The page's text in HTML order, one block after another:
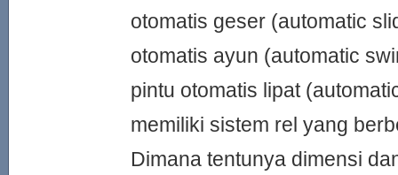
otomatis geser (automatic
otomatis ayun (automatic
pintu otomatis lipat
memiliki sistem rel yang
Dimana tentunya dimensi